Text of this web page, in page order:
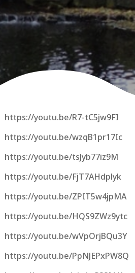
https://youtu.be/R7-tC5jw9FI
https://youtu.be/wzqB1pr17Ic
https://youtu.be/tsJyb77iz9M
https://youtu.be/FjT7AHdplyk
https://youtu.be/ZPIT5w4jpMA
https://youtu.be/HQS9ZWz9ytc
https://youtu.be/wVpOrjBQu3Y
https://youtu.be/PpNJEPxPW8Q